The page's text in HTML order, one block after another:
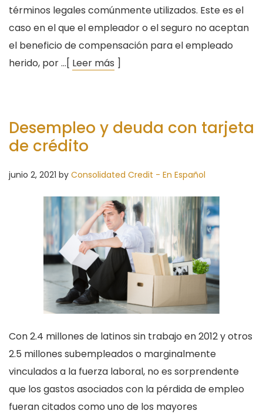
términos legales comúnmente utilizados. Este es el
caso en el que el empleador o el seguro no aceptan
el beneficio de compensación para el empleado
herido, por …[ Leer más ]
Desempleo y deuda con tarjeta
de crédito
junio 2, 2021 by Consolidated Credit - En Español
Con 2.4 millones de latinos sin trabajo en 2012 y otros
2.5 millones subempleados o marginalmente
vinculados a la fuerza laboral, no es sorprendente
que los gastos asociados con la pérdida de empleo
fueran citados como uno de los mayores